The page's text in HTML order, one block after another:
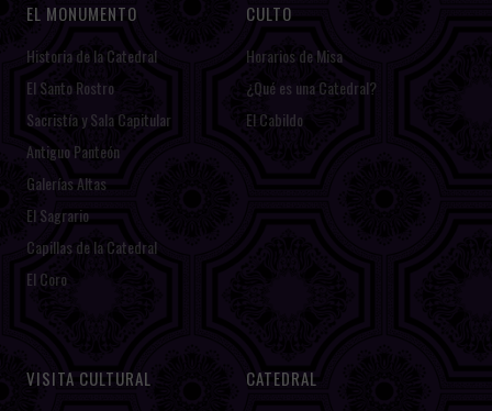
EL MONUMENTO
Historia de la Catedral
El Santo Rostro
Sacristía y Sala Capitular
Antiguo Panteón
Galerías Altas
El Sagrario
Capillas de la Catedral
El Coro
CULTO
Horarios de Misa
¿Qué es una Catedral?
El Cabildo
VISITA CULTURAL CATEDRAL